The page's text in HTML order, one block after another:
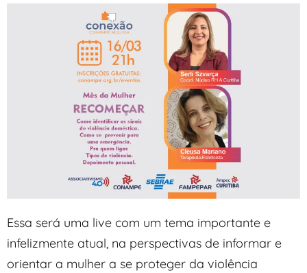
Essa será uma live com um tema importante e
infelizmente atual, na perspectivas de informar e
orientar a mulher a se proteger da violência